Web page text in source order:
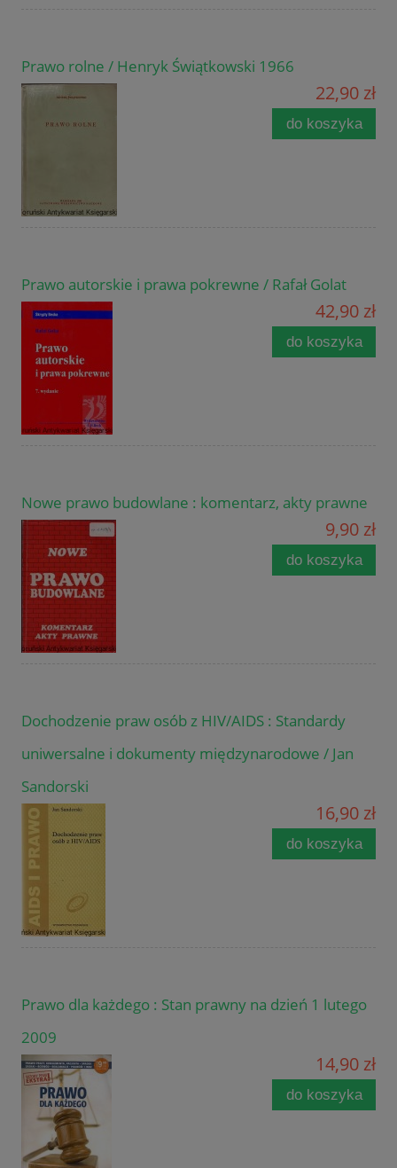
Prawo rolne / Henryk Świątkowski 1966
22,90 zł
do koszyka
Prawo autorskie i prawa pokrewne / Rafał Golat
42,90 zł
do koszyka
Nowe prawo budowlane : komentarz, akty prawne
9,90 zł
do koszyka
Dochodzenie praw osób z HIV/AIDS : Standardy
uniwersalne i dokumenty międzynarodowe / Jan
Sandorski
16,90 zł
do koszyka
Prawo dla każdego : Stan prawny na dzień 1 lutego
2009
14,90 zł
do koszyka